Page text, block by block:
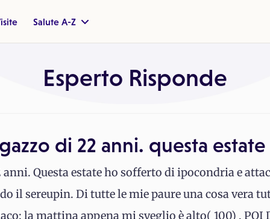
Salute A-Z
Esperto Risponde
di 22 anni. questa
Questa estate ho sofferto di ipocondria e
il sereupin. Di tutte le mie paure una cosa vera
la mattina appena mi sveglio è alto( 100) , POI